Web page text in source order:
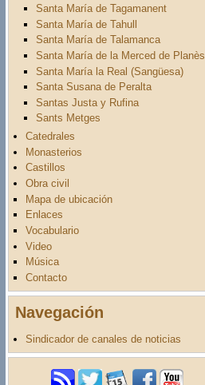
Santa María de Tagamanent
Santa María de Tahull
Santa María de Talamanca
Santa María de la Merced de Planès
Santa María la Real (Sangüesa)
Santa Susana de Peralta
Santas Justa y Rufina
Sants Metges
Catedrales
Monasterios
Castillos
Obra civil
Mapa de ubicación
Enlaces
Vocabulario
Video
Música
Contacto
Navegación
Sindicador de canales de noticias